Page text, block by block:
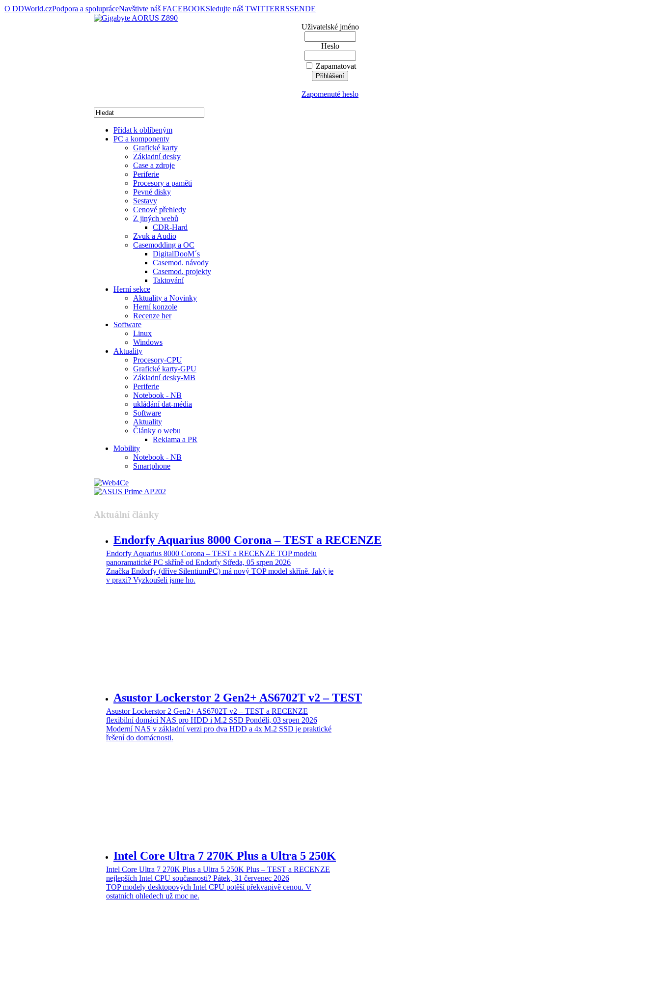
O DDWorld.czPodpora a spolupráceNavštivte náš FACEBOOKSledujte náš TWITTERRSSENDE
Uživatelské jméno
Heslo
Zapamatovat
Zapomenuté heslo
Přidat k oblíbeným
PC a komponenty
Grafické karty
Základní desky
Case a zdroje
Periferie
Procesory a paměti
Pevné disky
Sestavy
Cenové přehledy
Z jiných webů
CDR-Hard
Zvuk a Audio
Casemodding a OC
DigitalDooM´s
Casemod. návody
Casemod. projekty
Taktování
Herní sekce
Aktuality a Novinky
Herní konzole
Recenze her
Software
Linux
Windows
Aktuality
Procesory-CPU
Grafické karty-GPU
Základní desky-MB
Periferie
Notebook - NB
ukládání dat-média
Software
Aktuality
Články o webu
Reklama a PR
Mobility
Notebook - NB
Smartphone
Aktuální články
Endorfy Aquarius 8000 Corona – TEST a RECENZE
Endorfy Aquarius 8000 Corona – TEST a RECENZE TOP modelu
panoramatické PC skříně od Endorfy Středa, 05 srpen 2026
Značka Endorfy (dříve SilentiumPC) má nový TOP model skříně. Jaký je
v praxi? Vyzkoušeli jsme ho.
Asustor Lockerstor 2 Gen2+ AS6702T v2 – TEST
Asustor Lockerstor 2 Gen2+ AS6702T v2 – TEST a RECENZE
flexibilní domácí NAS pro HDD i M.2 SSD Pondělí, 03 srpen 2026
Moderní NAS v základní verzi pro dva HDD a 4x M.2 SSD je praktické
řešení do domácnosti.
Intel Core Ultra 7 270K Plus a Ultra 5 250K
Intel Core Ultra 7 270K Plus a Ultra 5 250K Plus – TEST a RECENZE
nejlepších Intel CPU současnosti? Pátek, 31 červenec 2026
TOP modely desktopových Intel CPU potěší překvapivě cenou. V
ostatních ohledech už moc ne.